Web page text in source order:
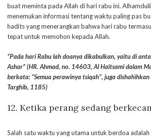
buat meminta pada Allah di hari rabu ini.
menemukan informasi tentang waktu paling pas
hadits yang menerangkan bahwa hari rabu
tepat untuk memohon kepada Allah.
“Pada hari Rabu lah doanya dikabulkan, yaitu di
Ashar” (HR. Ahmad, no. 14603, Al Haitsami dalam
berkata: “Semua perawinya tsiqah”, juga
Targhib, 1185)
12. Ketika perang sedang
Salah satu waktu yang utama untuk berdoa